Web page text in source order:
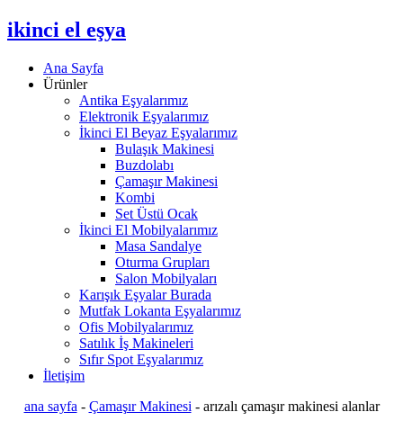
ikinci el eşya
Ana Sayfa
Ürünler
Antika Eşyalarımız
Elektronik Eşyalarımız
İkinci El Beyaz Eşyalarımız
Bulaşık Makinesi
Buzdolabı
Çamaşır Makinesi
Kombi
Set Üstü Ocak
İkinci El Mobilyalarımız
Masa Sandalye
Oturma Grupları
Salon Mobilyaları
Karışık Eşyalar Burada
Mutfak Lokanta Eşyalarımız
Ofis Mobilyalarımız
Satılık İş Makineleri
Sıfır Spot Eşyalarımız
İletişim
ana sayfa - Çamaşır Makinesi - arızalı çamaşır makinesi alanlar